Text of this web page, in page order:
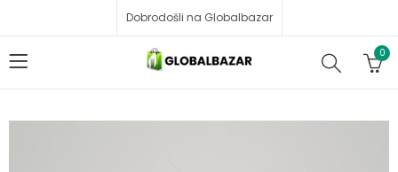
Dobrodošli na Globalbazar
0